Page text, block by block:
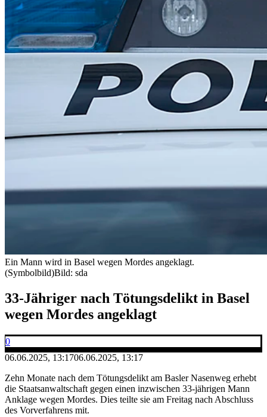
Ein Mann wird in Basel wegen Mordes angeklagt.
(Symbolbild)Bild: sda
33-Jähriger nach Tötungsdelikt in Basel
wegen Mordes angeklagt
0
06.06.2025, 13:1706.06.2025, 13:17
Zehn Monate nach dem Tötungsdelikt am Basler Nasenweg erhebt
die Staatsanwaltschaft gegen einen inzwischen 33-jährigen Mann
Anklage wegen Mordes. Dies teilte sie am Freitag nach Abschluss
des Vorverfahrens mit.